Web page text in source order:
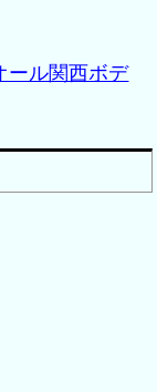
ール関西ボデ